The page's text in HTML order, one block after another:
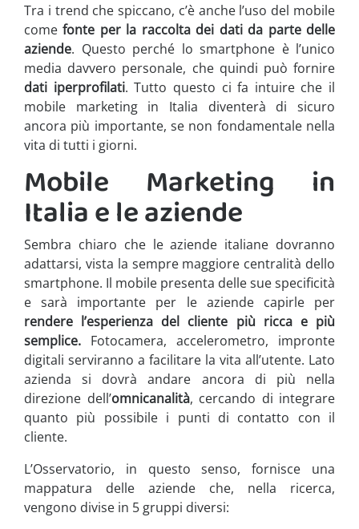
Tra i trend che spiccano, c’è anche l’uso del mobile
comefonte per la raccolta dei dati da parte delle
aziende. Questo perché lo smartphone è l’unico
media davvero personale, che quindi può fornire
dati iperprofilati. Tutto questo ci fa intuire che il
mobile marketing in Italia diventerà di sicuro
ancora più importante, se non fondamentale nella
vita di tutti i giorni.
Mobile Marketing in
Italia e le aziende
Sembra chiaro che le aziende italiane dovranno
adattarsi, vista la sempre maggiore centralità dello
smartphone. Il mobile presenta delle sue specificità
e sarà importante per le aziende capirle per
rendere l’esperienza del cliente più ricca e più
semplice. Fotocamera, accelerometro, impronte
digitali serviranno a facilitare la vita all’utente. Lato
azienda si dovrà andare ancora di più nella
direzione dell’omnicanalità, cercando di integrare
quanto più possibile i punti di contatto con il
cliente.
L’Osservatorio, in questo senso, fornisce una
mappatura delle aziende che, nella ricerca,
vengono divise in 5 gruppi diversi: